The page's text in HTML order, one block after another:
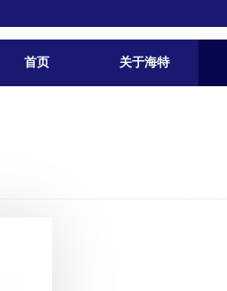
首页 关于海特